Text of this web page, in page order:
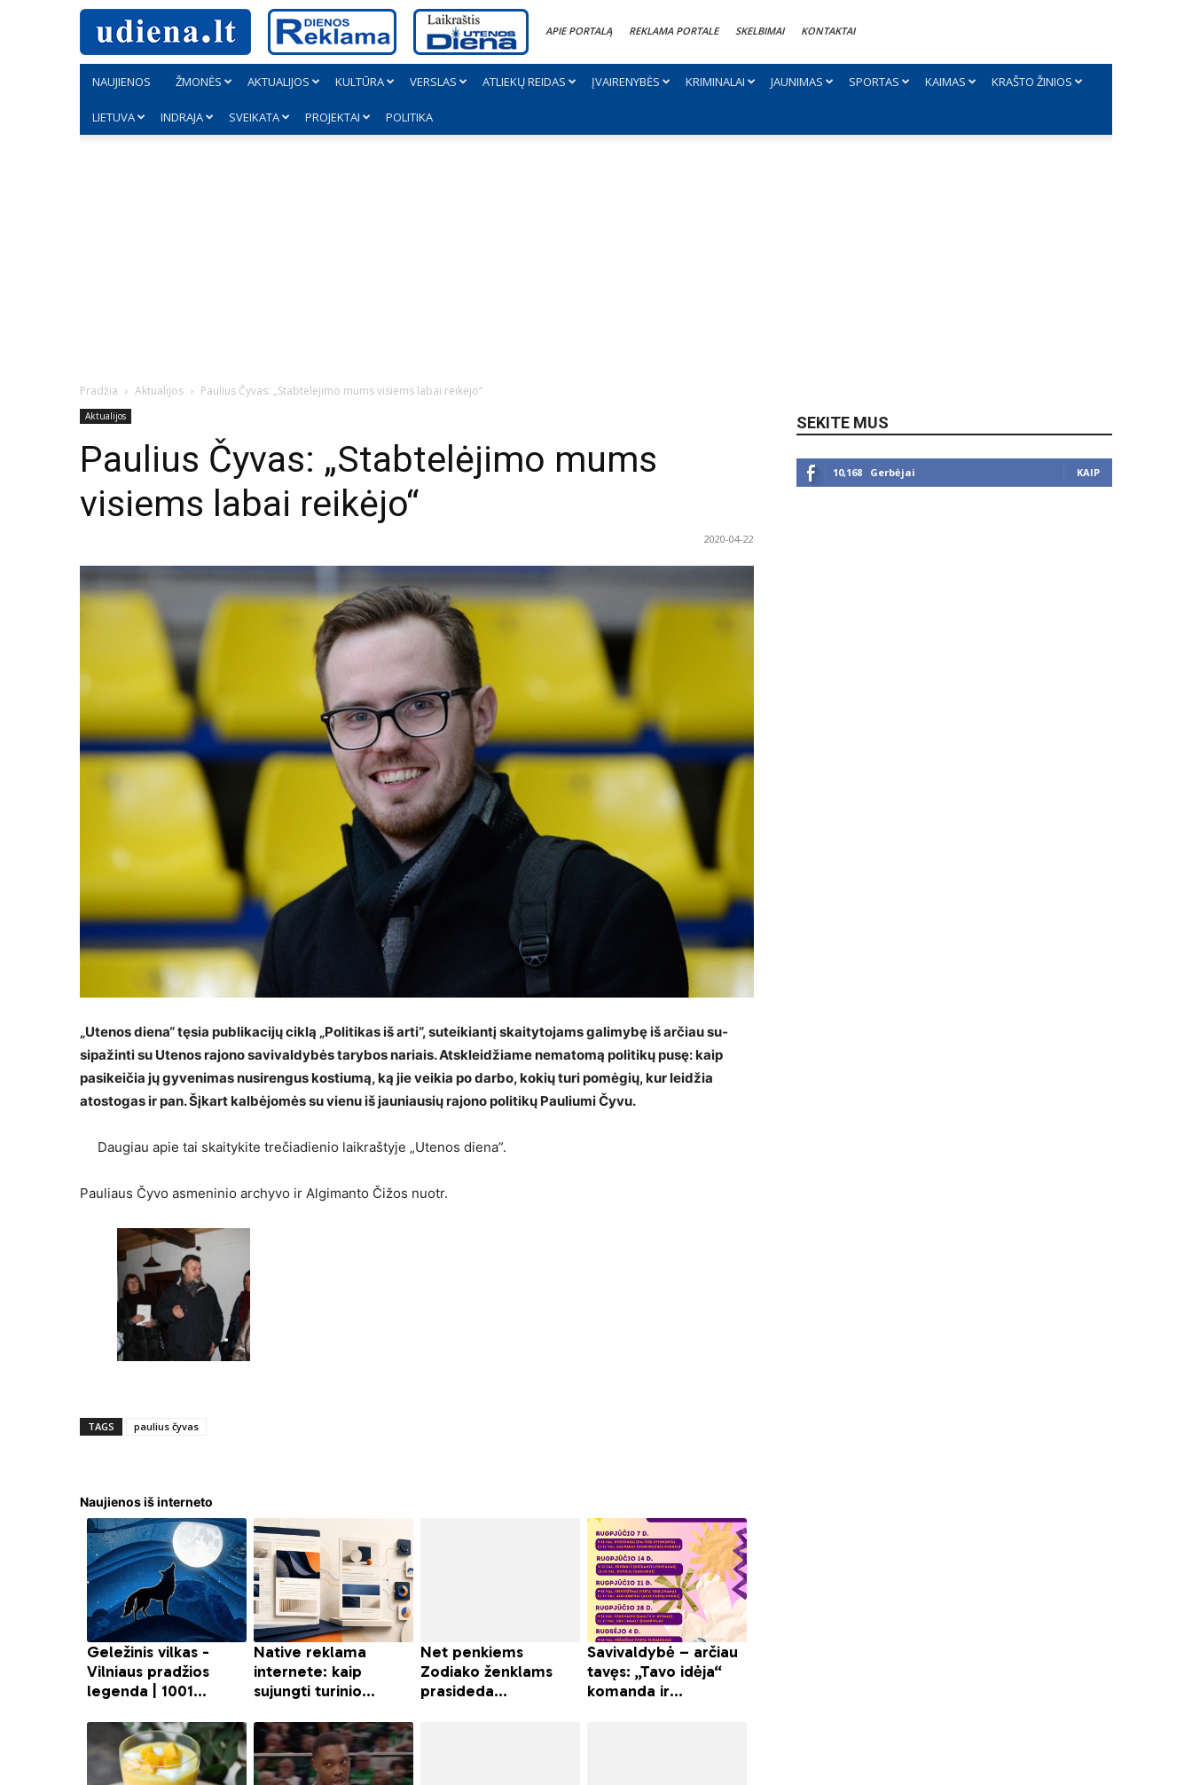
APIE PORTALĄ REKLAMA PORTALE SKELBIMAI KONTAKTAI
NAUJIENOS ŽMONĖS AKTUALIJOS KULTŪRA VERSLAS ATLIEKŲ REIDAS ĮVAIRENYBĖS KRIMINALAI JAUNIMAS SPORTAS KAIMAS KRAŠTO ŽINIOS
LIETUVA INDRAJA SVEIKATA PROJEKTAI POLITIKA
Pradžia Aktualijos Paulius Čyvas: „Stabtelėjimo mums visiems labai reikėjo“
Aktualijos
Paulius Čyvas: „Stabtelėjimo mums
visiems labai reikėjo“
2020-04-22
„Utenos diena“ tęsia publikacijų ciklą „Politikas iš arti“, suteikiantį skaitytojams galimybę iš arčiau su­
sipažinti su Utenos rajono savivaldybės tarybos na­riais. Atskleidžiame nematomą politikų pusę: kaip
pasikeičia jų gyvenimas nusirengus kostiumą, ką jie veikia po darbo, kokių turi pomėgių, kur leidžia
atostogas ir pan. Šįkart kalbėjomės su vienu iš jau­niausių rajono politikų Pauliumi Čyvu.
Daugiau apie tai skaitykite trečiadienio laikraštyje „Utenos diena”.
Pauliaus Čyvo asmeninio archyvo ir Algimanto Čižos nuotr.
TAGS paulius čyvas
Naujienos iš interneto
SEKITE MUS
10,168 Gerbėjai KAIP